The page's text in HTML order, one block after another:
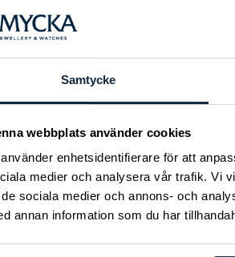
Samtycke
webbplats använder cookies
enhetsidentifierare för att
medier och analysera vår trafik. Vi
sociala medier och annons- och
annan information som du har
just din drömring för varje
vi gemensamt igenom
just din stil och smak.